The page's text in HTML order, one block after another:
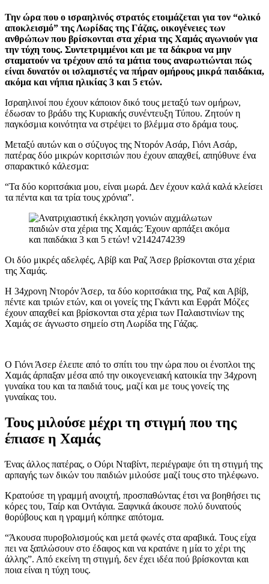
Την ώρα που ο ισραηλινός στρατός ετοιμάζεται για τον “ολικό
αποκλεισμό” της Λωρίδας της Γάζας, οικογένειες των
ανθρώπων που βρίσκονται στα χέρια της Χαμάς αγωνιούν για
την τύχη τους. Συντετριμμένοι και με τα δάκρυα να μην
σταματούν να τρέχουν από τα μάτια τους αναρωτιώνται πώς
είναι δυνατόν οι ισλαμιστές να πήραν ομήρους μικρά παιδάκια,
ακόμα και νήπια ηλικίας 3 και 5 ετών.
Ισραηλινοί που έχουν κάποιον δικό τους μεταξύ των ομήρων,
έδωσαν το βράδυ της Κυριακής συνέντευξη Τύπου. Ζητούν η
παγκόσμια κοινότητα να στρέψει το βλέμμα στο δράμα τους.
Μεταξύ αυτών και ο σύζυγος της Ντορόν Ασάρ, Γιόνι Ασάρ,
πατέρας δύο μικρών κοριτσιών που έχουν απαχθεί, απηύθυνε ένα
σπαρακτικό κάλεσμα:
“Τα δύο κοριτσάκια μου, είναι μωρά. Δεν έχουν καλά καλά κλείσει
τα πέντα και τα τρία τους χρόνια”.
Οι δύο μικρές αδελφές, Αβίβ και Ραζ Άσερ βρίσκονται στα χέρια
της Χαμάς.
Η 34χρονη Ντορόν Άσερ, τα δύο κοριτσάκια της, Ραζ και Αβίβ,
πέντε και τριών ετών, και οι γονείς της Γκάντι και Εφράτ Μόζες
έχουν απαχθεί και βρίσκονται στα χέρια των Παλαιστινίων της
Χαμάς σε άγνωστο σημείο στη Λωρίδα της Γάζας.
Ο Γιόνι Άσερ έλειπε από το σπίτι του την ώρα που οι ένοπλοι της
Χαμάς άρπαξαν μέσα από την οικογενειακή κατοικία την 34χρονη
γυναίκα του και τα παιδιά τους, μαζί και με τους γονείς της
γυναίκας του.
Τους μιλούσε μέχρι τη στιγμή που της
έπιασε η Χαμάς
Ένας άλλος πατέρας, ο Ούρι Νταβίντ, περιέγραψε ότι τη στιγμή της
αρπαγής των δικών του παιδιών μιλούσε μαζί τους στο τηλέφωνο.
Κρατούσε τη γραμμή ανοιχτή, προσπαθώντας έτσι να βοηθήσει τις
κόρες του, Ταίρ και Οντάγια. Ξαφνικά άκουσε πολύ δυνατούς
θορύβους και η γραμμή κόπηκε απότομα.
“Άκουσα πυροβολισμούς και μετά φωνές στα αραβικά. Τους είχα
πει να ξαπλώσουν στο έδαφος και να κρατάνε η μία το χέρι της
άλλης”. Από εκείνη τη στιγμή, δεν έχει ιδέα πού βρίσκονται και
ποια είναι η τύχη τους.